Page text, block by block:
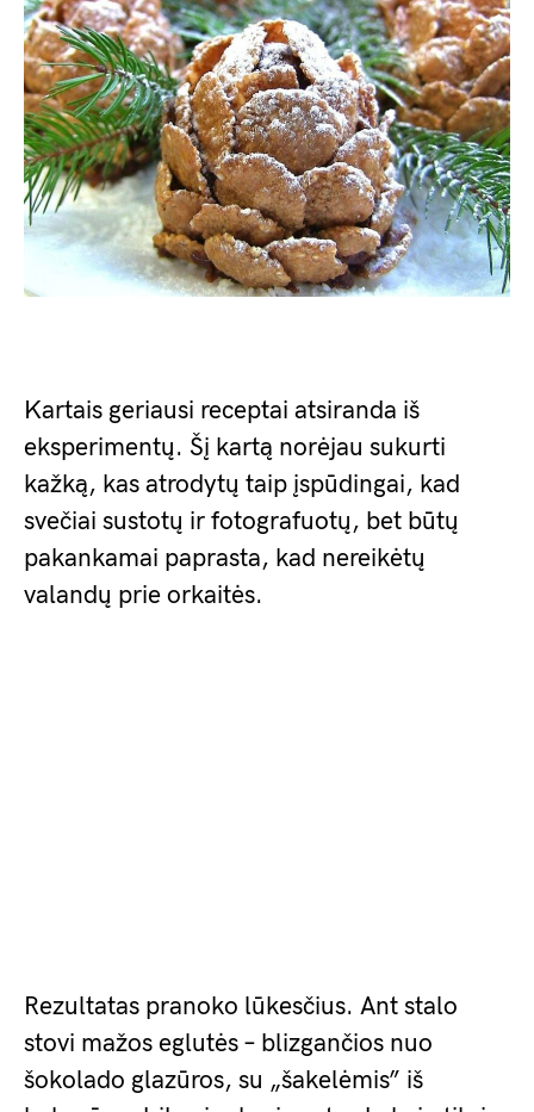
Kartais geriausi receptai atsiranda iš
eksperimentų. Šį kartą norėjau sukurti
kažką, kas atrodytų taip įspūdingai, kad
svečiai sustotų ir fotografuotų, bet būtų
pakankamai paprasta, kad nereikėtų
valandų prie orkaitės.
Rezultatas pranoko lūkesčius. Ant stalo
stovi mažos eglutės – blizgančios nuo
šokolado glazūros, su „šakelėmis” iš